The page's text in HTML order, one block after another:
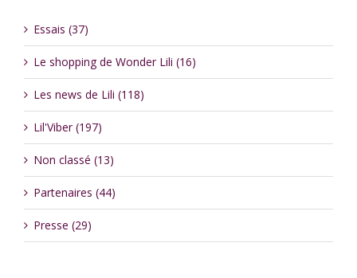
Essais (37)
Le shopping de Wonder Lili (16)
Les news de Lili (118)
Lil'Viber (197)
Non classé (13)
Partenaires (44)
Presse (29)